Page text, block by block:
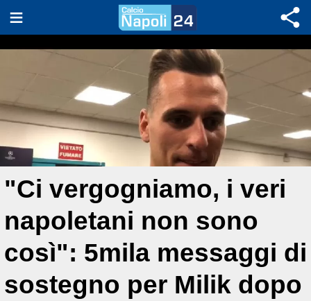
"Ci vergogniamo, i veri
napoletani non sono
così": 5mila messaggi di
sostegno per Milik dopo